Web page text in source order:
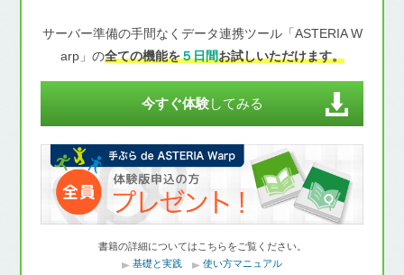
サーバー準備の手間なくデータ連携ツール「ASTERIA W
arp」の全ての機能を５日間お試しいただけます。
今すぐ体験してみる
書籍の詳細についてはこちらをご覧ください。
基礎と実践
使い方マニュアル